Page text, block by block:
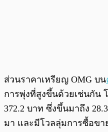
ส่วนราคาเหรียญ OMG บน
การพุ่งที่สูงขึ้นด้วยเช่นกัน
372.2 บาท ซึ่งขึ้นมาถึง
มา และมีโวลลุ่มการซื้อขา